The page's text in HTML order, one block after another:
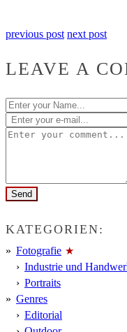
previous post next post
LEAVE A
KATEGORIEN:
Fotografie
Industrie und
Portraits
Genres
Editorial